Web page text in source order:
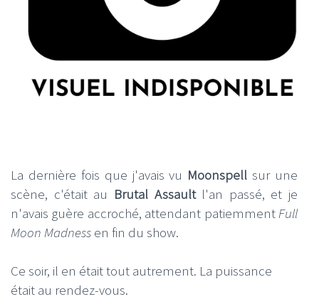
La dernière fois que j'avais vu Moonspellsur une
scène, c'était au Brutal Assaultl'an passé, et je
n'avais guère accroché, attendant patiemment Full
Moon Madness en fin du show.
Ce soir, il en était tout autrement. La puissance
était au rendez-vous.